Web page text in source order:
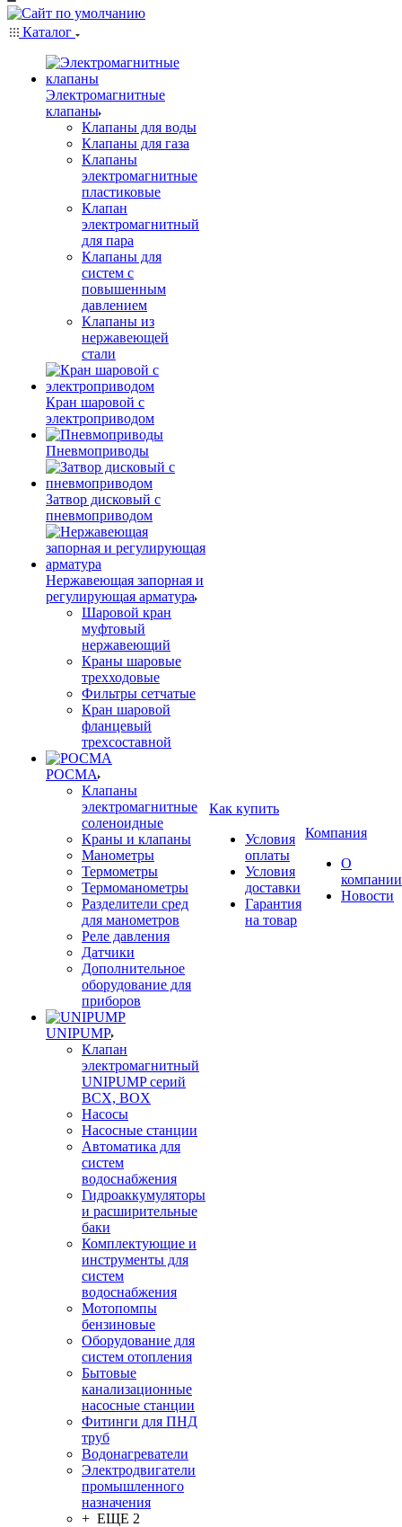
Каталог
Электромагнитные
клапаны
Клапаны для воды
Клапаны для газа
Клапаны
электромагнитные
пластиковые
Клапан
электромагнитный
для пара
Клапаны для
систем с
повышенным
давлением
Клапаны из
нержавеющей
стали
Кран шаровой с
электроприводом
Пневмоприводы
Затвор дисковый с
пневмоприводом
Нержавеющая запорная и
регулирующая арматура
Шаровой кран
муфтовый
нержавеющий
Краны шаровые
трехходовые
Фильтры сетчатые
Кран шаровой
фланцевый
трехсоставной
РОСМА
Клапаны
электромагнитные
соленоидные
Краны и клапаны
Манометры
Термометры
Термоманометры
Разделители сред
для манометров
Реле давления
Датчики
Дополнительное
оборудование для
приборов
UNIPUMP
Клапан
электромагнитный
UNIPUMP серий
BCX, BOX
Насосы
Насосные станции
Автоматика для
систем
водоснабжения
Гидроаккумуляторы
и расширительные
баки
Комплектующие и
инструменты для
систем
водоснабжения
Мотопомпы
бензиновые
Оборудование для
систем отопления
Бытовые
канализационные
насосные станции
Фитинги для ПНД
труб
Водонагреватели
Электродвигатели
промышленного
назначения
+ ЕЩЕ 2
Как купить
Условия
оплаты
Условия
доставки
Гарантия
на товар
Компания
О
компании
Новости